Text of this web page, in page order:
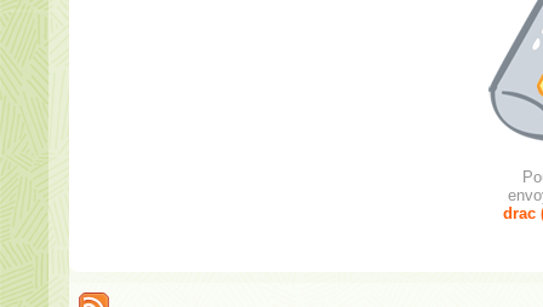
drac